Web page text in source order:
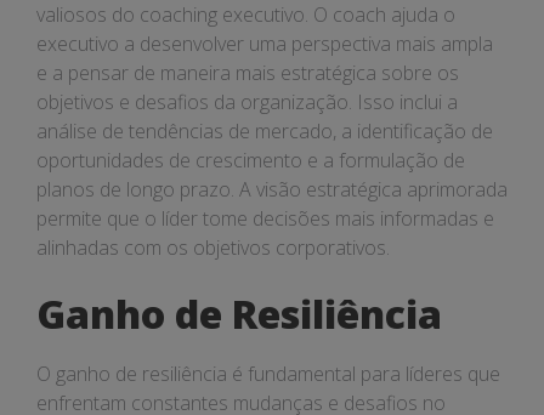
valiosos do coaching executivo. O coach ajuda o
executivo a desenvolver uma perspectiva mais ampla
e a pensar de maneira mais estratégica sobre os
objetivos e desafios da organização. Isso inclui a
análise de tendências de mercado, a identificação de
oportunidades de crescimento e a formulação de
planos de longo prazo. A visão estratégica aprimorada
permite que o líder tome decisões mais informadas e
alinhadas com os objetivos corporativos.
Ganho de Resiliência
O ganho de resiliência é fundamental para líderes que
enfrentam constantes mudanças e desafios no